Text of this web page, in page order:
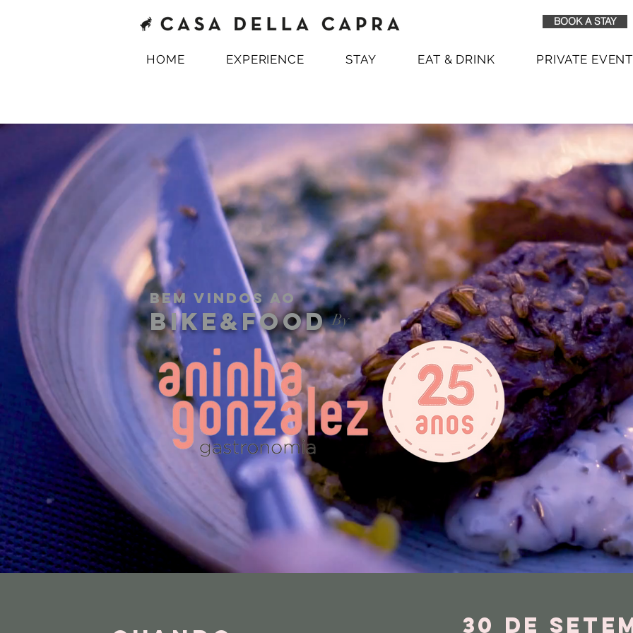
BOOK A STAY
HOME EXPERIENCE STAY EAT & DRINK PRIVATE
Bem vindos ao
By
bike&food
30 de